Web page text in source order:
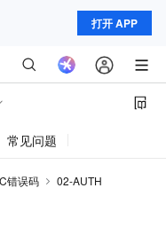
打开 APP
常见问题
错误码
02-AUTH